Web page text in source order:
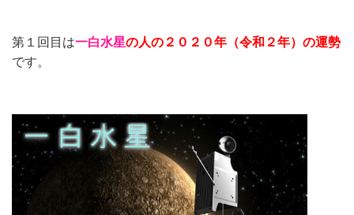
第１回目は一白水星の人の２０２０年（令和２年）の運勢
です。